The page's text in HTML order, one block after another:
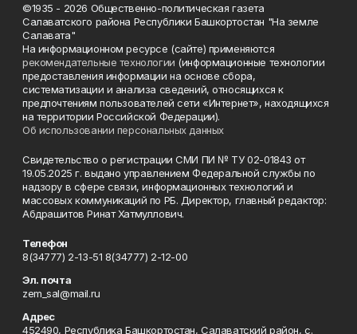
©1935 - 2026 Общественно-политическая газета
Салаватского района Республики Башкортостан "На земле
Салавата"
На информационном ресурсе (сайте) применяются
рекомендательные технологии (информационные технологии
предоставления информации на основе сбора,
систематизации и анализа сведений, относящихся к
предпочтениям пользователей сети «Интернет», находящихся
на территории Российской Федерации).
Об использовании персональных данных
Свидетельство о регистрации СМИ ПИ № ТУ 02-01843 от
19.05.2025 г. выдано управлением Федеральной службы по
надзору в сфере связи, информационных технологий и
массовых коммуникаций по РБ. Директор, главный редактор:
Абдрашитов Ринат Хатмуллович.
Телефон
8(34777) 2-13-51 8(34777) 2-12-00
Эл. почта
zem_sal@mail.ru
Адрес
452490, Республика Башкортостан, Салаватский район, с.